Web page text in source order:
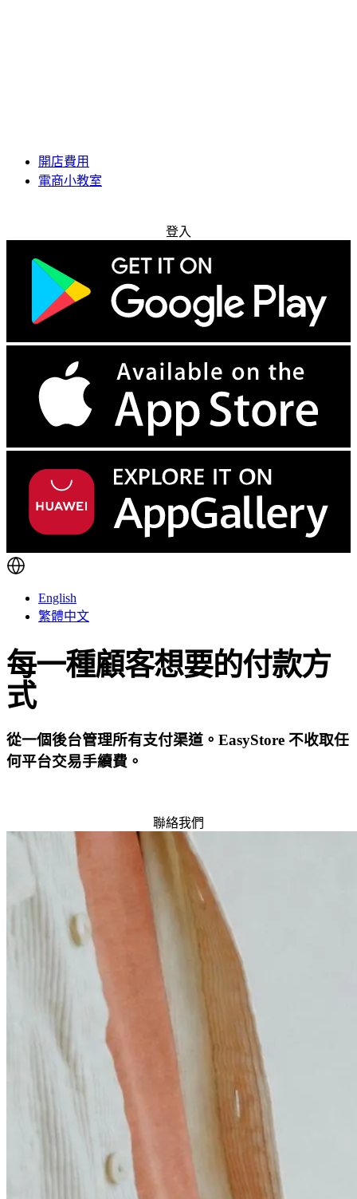
開店費用
電商小教室
登入
English
繁體中文
每一種顧客想要的付款方
式
從一個後台管理所有支付渠道。EasyStore 不收取任
何平台交易手續費。
聯絡我們